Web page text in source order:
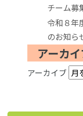
チーム募
令和８年
のお知ら
アーカ
アーカイブ